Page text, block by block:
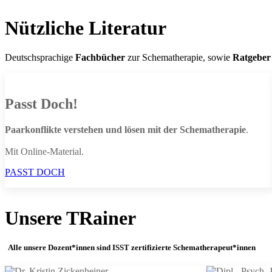
Nützliche Literatur
Deutschsprachige Fachbücher zur Schematherapie, sowie Ratgeber
Passt Doch!
Paarkonflikte verstehen und lösen mit der Schematherapie.
Mit Online-Material.
PASST DOCH
Unsere TRainer
Alle unsere Dozent*innen sind ISST zertifizierte Schematherapeut*innen